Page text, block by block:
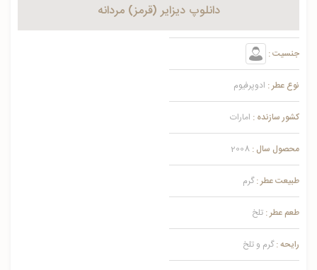
دانلوپ دیزایر (قرمز) مردانه
جنسیت :
نوع عطر : ادوپرفیوم
کشور سازنده : امارات
محصول سال : 2008
طبیعت عطر : گرم
طعم عطر : تلخ
رایحه : گرم و تلخ